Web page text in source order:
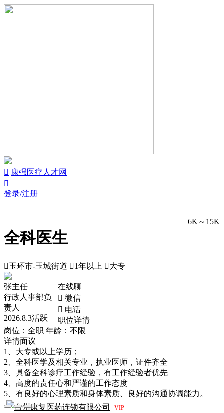
 康强医疗人才网

登录/注册
全科医生
6K～15K
玉环市-玉城街道 1年以上 大专
张主任
行政人事部负
责人
2026.8.3活跃
在线聊
 微信
 电话
职位详情
岗位：全职 年龄：不限
详情面议
1、大专或以上学历；
2、全科医学及相关专业，执业医师，证件齐全
3、具备全科诊疗工作经验，有工作经验者优先
4、高度的责任心和严谨的工作态度
5、有良好的心理素质和身体素质、良好的沟通协调能力。
台州康复医药连锁有限公司
VIP